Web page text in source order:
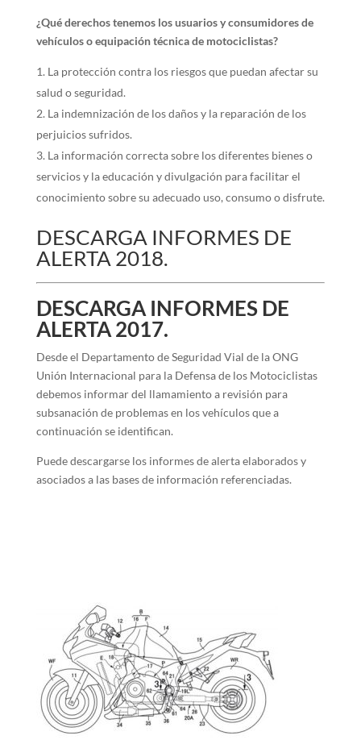
¿Qué derechos tenemos los usuarios y consumidores de
vehículos o equipación técnica de motociclistas?
La protección contra los riesgos que puedan afectar su
salud o seguridad.
La indemnización de los daños y la reparación de los
perjuicios sufridos.
La información correcta sobre los diferentes bienes o
servicios y la educación y divulgación para facilitar el
conocimiento sobre su adecuado uso, consumo o disfrute.
DESCARGA INFORMES DE
ALERTA 2018.
DESCARGA INFORMES DE
ALERTA 2017.
Desde el Departamento de Seguridad Vial de la ONG
Unión Internacional para la Defensa de los Motociclistas
debemos informar del llamamiento a revisión para
subsanación de problemas en los vehículos que a
continuación se identifican.
Puede descargarse los informes de alerta elaborados y
asociados a las bases de información referenciadas.